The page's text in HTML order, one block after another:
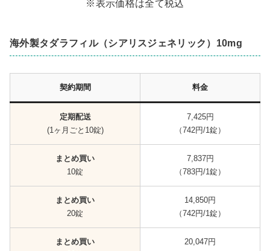
※表示価格は全て税込
海外製タダラフィル（シアリスジェネリック）10mg
契約期間 料金
定期配送
(1ヶ月ごと10錠)
7,425円
（742円/1錠）
まとめ買い
10錠
7,837円
（783円/1錠）
まとめ買い
20錠
14,850円
（742円/1錠）
まとめ買い
20,047円